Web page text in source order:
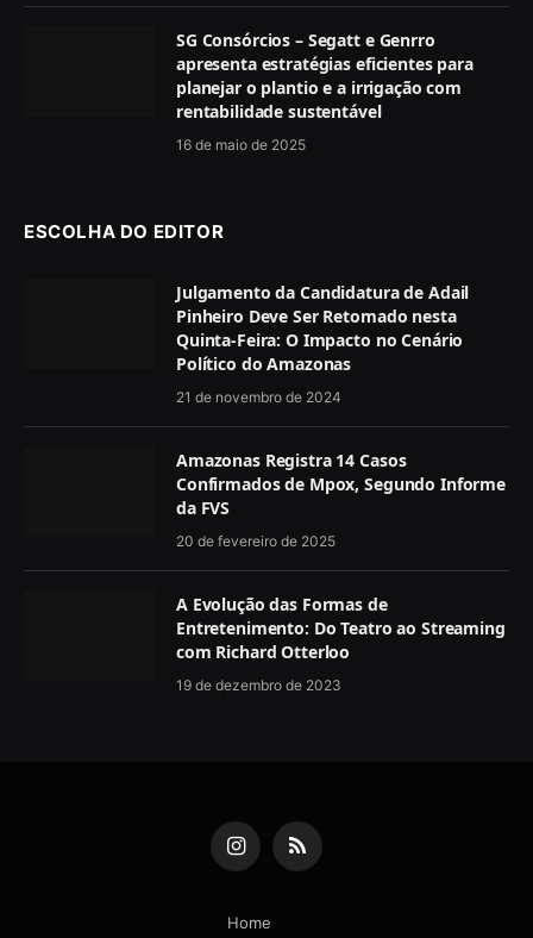
SG Consórcios – Segatt e Genrro
apresenta estratégias eficientes para
planejar o plantio e a irrigação com
rentabilidade sustentável
16 de maio de 2025
ESCOLHA DO EDITOR
Julgamento da Candidatura de Adail
Pinheiro Deve Ser Retomado nesta
Quinta-Feira: O Impacto no Cenário
Político do Amazonas
21 de novembro de 2024
Amazonas Registra 14 Casos
Confirmados de Mpox, Segundo Informe
da FVS
20 de fevereiro de 2025
A Evolução das Formas de
Entretenimento: Do Teatro ao Streaming
com Richard Otterloo
19 de dezembro de 2023
InstagramRSS
Home